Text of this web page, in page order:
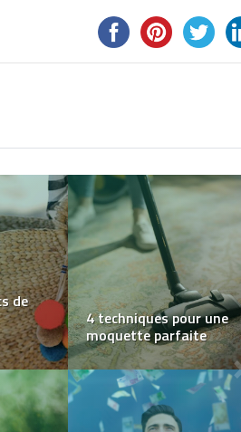
Les meilleurs WOD de
CrossFit